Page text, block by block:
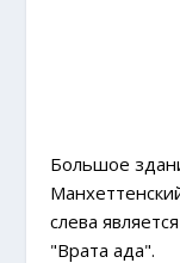
Большое
слева
"Врата ада".